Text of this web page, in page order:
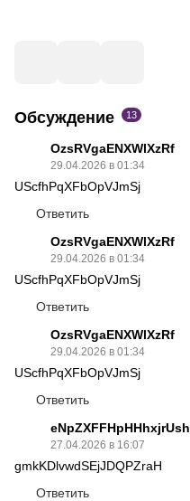
Обсуждение 13
OzsRVgaENXWlXzRf
29.04.2026 в 01:34
UScfhPqXFbOpVJmSj
Ответить
OzsRVgaENXWlXzRf
29.04.2026 в 01:34
UScfhPqXFbOpVJmSj
Ответить
OzsRVgaENXWlXzRf
29.04.2026 в 01:34
UScfhPqXFbOpVJmSj
Ответить
27.04.2026 в 16:07
gmkKDlvwdSEjJDQPZraH
Ответить